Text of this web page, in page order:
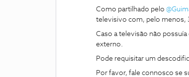
Como partilhado pelo
televisivo com, pelo menos,
Caso a televisão não
externo.
Pode requisitar um
Por favor, fale connosco se